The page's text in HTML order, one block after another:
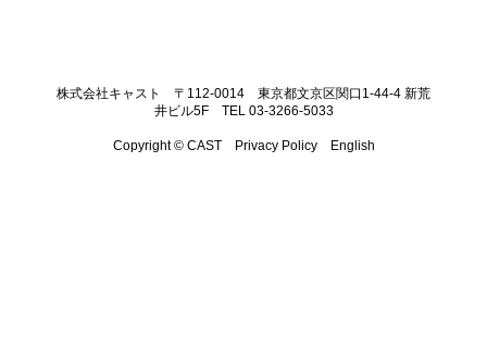
株式会社キャスト 〒112-0014 東京都文京区関口1-44-4 新荒
井ビル5F TEL 03-3266-5033
Copyright © CAST Privacy Policy English